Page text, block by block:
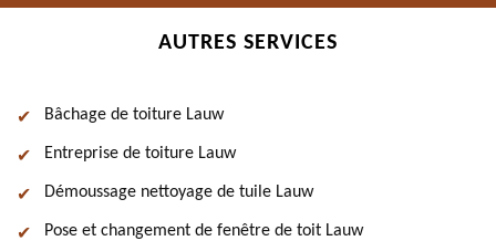
AUTRES SERVICES
Bâchage de toiture Lauw
Entreprise de toiture Lauw
Démoussage nettoyage de tuile Lauw
Pose et changement de fenêtre de toit Lauw